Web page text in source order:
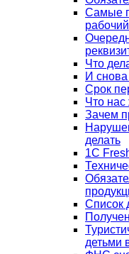
Самые
Что
И
Срок
Что
Зачем
делать
1С
Список
детьми